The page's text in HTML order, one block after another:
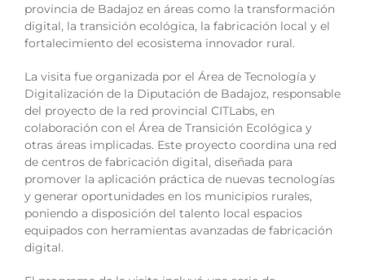
provincia de Badajoz en áreas como la transformación
digital, la transición ecológica, la fabricación local y el
fortalecimiento del ecosistema innovador rural.
La visita fue organizada por el Área de Tecnología y
Digitalización de la Diputación de Badajoz, responsable
del proyecto de la red provincial CITLabs, en
colaboración con el Área de Transición Ecológica y
otras áreas implicadas. Este proyecto coordina una red
de centros de fabricación digital, diseñada para
promover la aplicación práctica de nuevas tecnologías
y generar oportunidades en los municipios rurales,
poniendo a disposición del talento local espacios
equipados con herramientas avanzadas de fabricación
digital.